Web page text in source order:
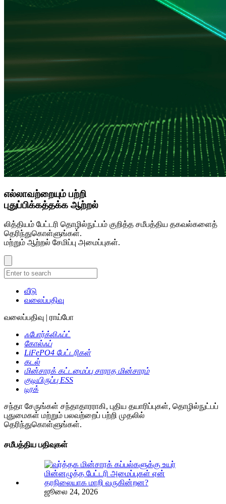
எல்லாவற்றையும் பற்றி
புதுப்பிக்கத்தக்க ஆற்றல்
லித்தியம் பேட்டரி தொழில்நுட்பம் குறித்த சமீபத்திய தகவல்களைத்
தெரிந்துகொள்ளுங்கள்.
மற்றும் ஆற்றல் சேமிப்பு அமைப்புகள்.
வீடு
வலைப்பதிவு
வலைப்பதிவு | ராய்போ
ஃபோர்க்லிஃப்ட்
கோல்ஃப்
LiFePO4 பேட்டரிகள்
கடல்
மின்சாரக் கட்டமைப்பு சாராத மின்சாரம்
குடியிருப்பு ESS
டிரக்
சந்தா சேருங்கள் சந்தாதாரராகி, புதிய தயாரிப்புகள், தொழில்நுட்பப்
புதுமைகள் மற்றும் பலவற்றைப் பற்றி முதலில்
தெரிந்துகொள்ளுங்கள்.
சமீபத்திய பதிவுகள்
ஜூலை 24, 2026